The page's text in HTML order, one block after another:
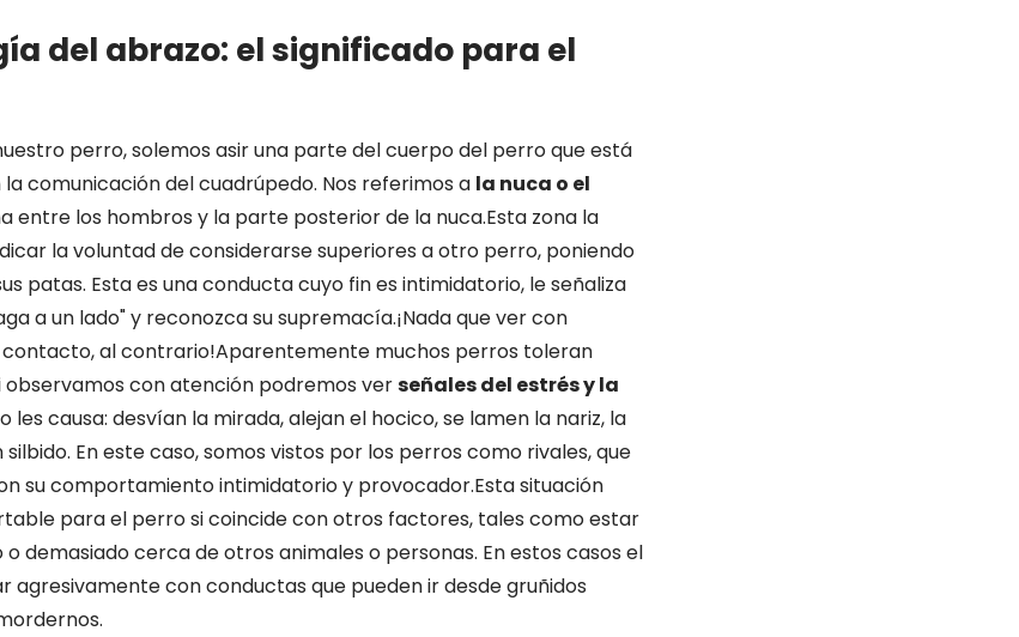
del abrazo: el significado para el
perro, solemos asir una parte del cuerpo del perro que está
comunicación del cuadrúpedo. Nos referimos a la nuca o el
entre los hombros y la parte posterior de la nuca.Esta zona la
la voluntad de considerarse superiores a otro perro, poniendo
patas. Esta es una conducta cuyo fin es intimidatorio, le señaliza
a un lado" y reconozca su supremacía.¡Nada que ver con
al contrario!Aparentemente muchos perros toleran
observamos con atención podremos verseñales del estrés y la
les causa: desvían la mirada, alejan el hocico, se lamen la nariz, la
En este caso, somos vistos por los perros como rivales, que
su comportamiento intimidatorio y provocador.Esta situación
para el perro si coincide con otros factores, tales como estar
demasiado cerca de otros animales o personas. En estos casos el
agresivamente con conductas que pueden ir desde gruñidos